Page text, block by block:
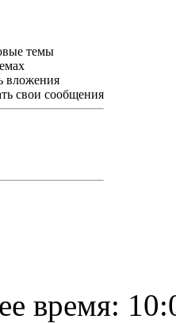
темы
вложения
свои сообщения
время: